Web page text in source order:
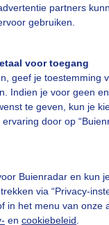
partners
gebruiken.
voor toegang
geef je toestemming
Indien je voor geen
te geven, kun je
door op
Buienradar en kun
via “Privacy-
in het menu van onze
en cookiebeleid
Een
De Bilt